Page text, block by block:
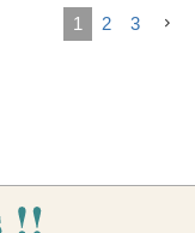
1
2 3